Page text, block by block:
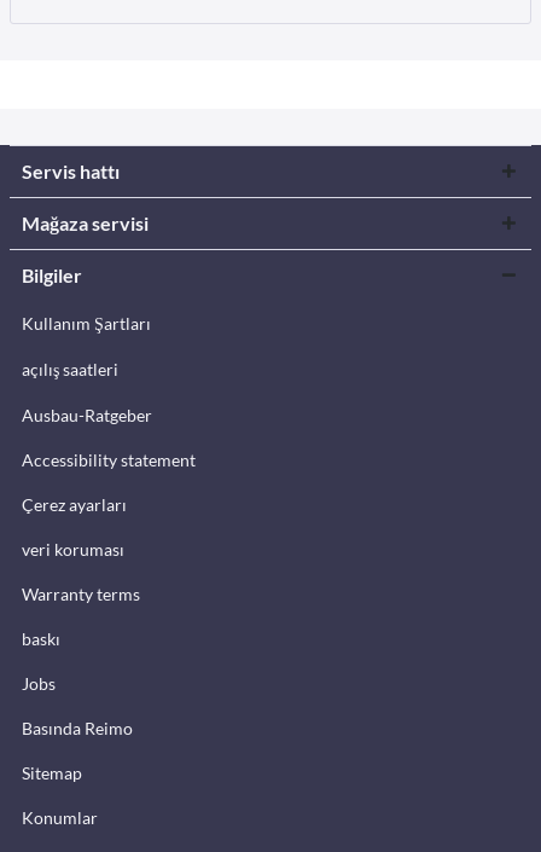
Servis hattı
Mağaza servisi
Bilgiler
Kullanım Şartları
açılış saatleri
Ausbau-Ratgeber
Accessibility statement
Çerez ayarları
veri koruması
Warranty terms
baskı
Jobs
Basında Reimo
Sitemap
Konumlar